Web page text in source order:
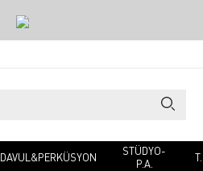
DAVUL&PERKÜSYON
STÜDYO-
P.A.